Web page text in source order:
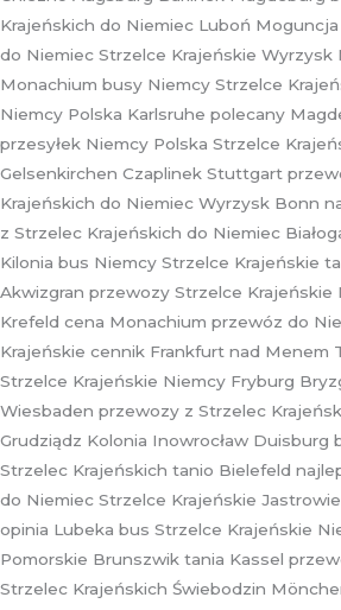
Krajeńskich do Niemiec Luboń
do Niemiec Strzelce Krajeńskie Wyrzysk
Monachium busy Niemcy Strzelce
Niemcy Polska Karlsruhe polecany
przesyłek Niemcy Polska Strzelce
Gelsenkirchen Czaplinek Stuttgart
Krajeńskich do Niemiec Wyrzysk Bonn
z Strzelec Krajeńskich do Niemiec
Kilonia bus Niemcy Strzelce Krajeńskie
Akwizgran przewozy Strzelce Krajeńskie
Krefeld cena Monachium przewóz do
Krajeńskie cennik Frankfurt nad Menem
Strzelce Krajeńskie Niemcy Fryburg
Wiesbaden przewozy z Strzelec
Grudziądz Kolonia Inowrocław Duisburg
Strzelec Krajeńskich tanio Bielefeld
do Niemiec Strzelce Krajeńskie
opinia Lubeka bus Strzelce Krajeńskie
Pomorskie Brunszwik tania Kassel
Strzelec Krajeńskich Świebodzin